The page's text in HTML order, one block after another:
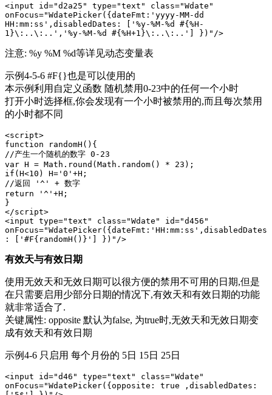
<input id="d2a25" type="text" class="Wdate"
onFocus="WdatePicker({dateFmt:'yyyy-MM-dd
HH:mm:ss',disabledDates: ['%y-%M-%d #{%H-
1}\:..\:..','%y-%M-%d #{%H+1}\:..\:..'] })"/>
注意: %y %M %d等详见动态变量表
示例4-5-6 #F{}也是可以使用的
本示例利用自定义函数 随机禁用0-23中的任何一个小时
打开小时选择框,你会发现有一个小时被禁用的,而且每次禁用
的小时都不同
<script>
function randomH(){
//产生一个随机的数字 0-23
var H = Math.round(Math.random() * 23);
if(H<10) H='0'+H;
//返回 '^' + 数字
return '^'+H;
}
</script>
<input type="text" class="Wdate" id="d456"
onFocus="WdatePicker({dateFmt:'HH:mm:ss',disabledDates
: ['#F{randomH()}'] })"/>
有效天与有效日期
使用无效天和无效日期可以很方便的禁用不可用的日期,但是
在只需要启用少部分日期的情况下,有效天和有效日期的功能
就非常适合了.
关键属性: opposite 默认为false, 为true时,无效天和无效日期变
成有效天和有效日期
示例4-6 只启用 每个月份的 5日 15日 25日
<input id="d46" type="text" class="Wdate"
onFocus="WdatePicker({opposite: true ,disabledDates: